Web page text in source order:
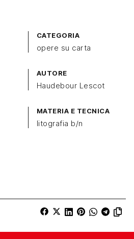
CATEGORIA
opere su carta
AUTORE
Haudebour Lescot
MATERIA E TECNICA
litografia b/n